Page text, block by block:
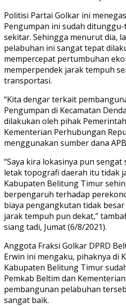
Politisi Partai Golkar ini
Pengumpan ini sudah
sekitar. Sehingga menurut dia,
pelabuhan ini sangat tepat
mempercepat pertumbuhan
memperpendek jarak tempuh
transportasi.
“Kita dengar terkait
Pengumpan di Kecamatan
dilakukan oleh pihak
Kementerian Perhubungan
menggunakan sumber dana
“Saya kira lokasinya pun
letak topografi daerah itu tidak
Kabupaten Belitung Timur
berpengaruh terhadap
biaya pengangkutan tidak
jarak tempuh pun dekat,”
siang tadi, Jumat (6/8/2021).
Anggota Fraksi Golkar DPRD
Erwin ini mengaku, pihaknya di
Kabupaten Belitung Timur
Pemkab Beltim dan
pembangunan pelabuhan
sangat baik.